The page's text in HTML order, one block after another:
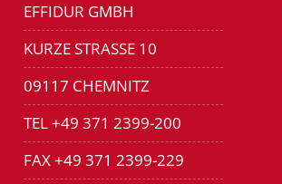
EFFIDUR GMBH
KURZE STRASSE 10
09117 CHEMNITZ
TEL +49 371 2399-200
FAX +49 371 2399-229